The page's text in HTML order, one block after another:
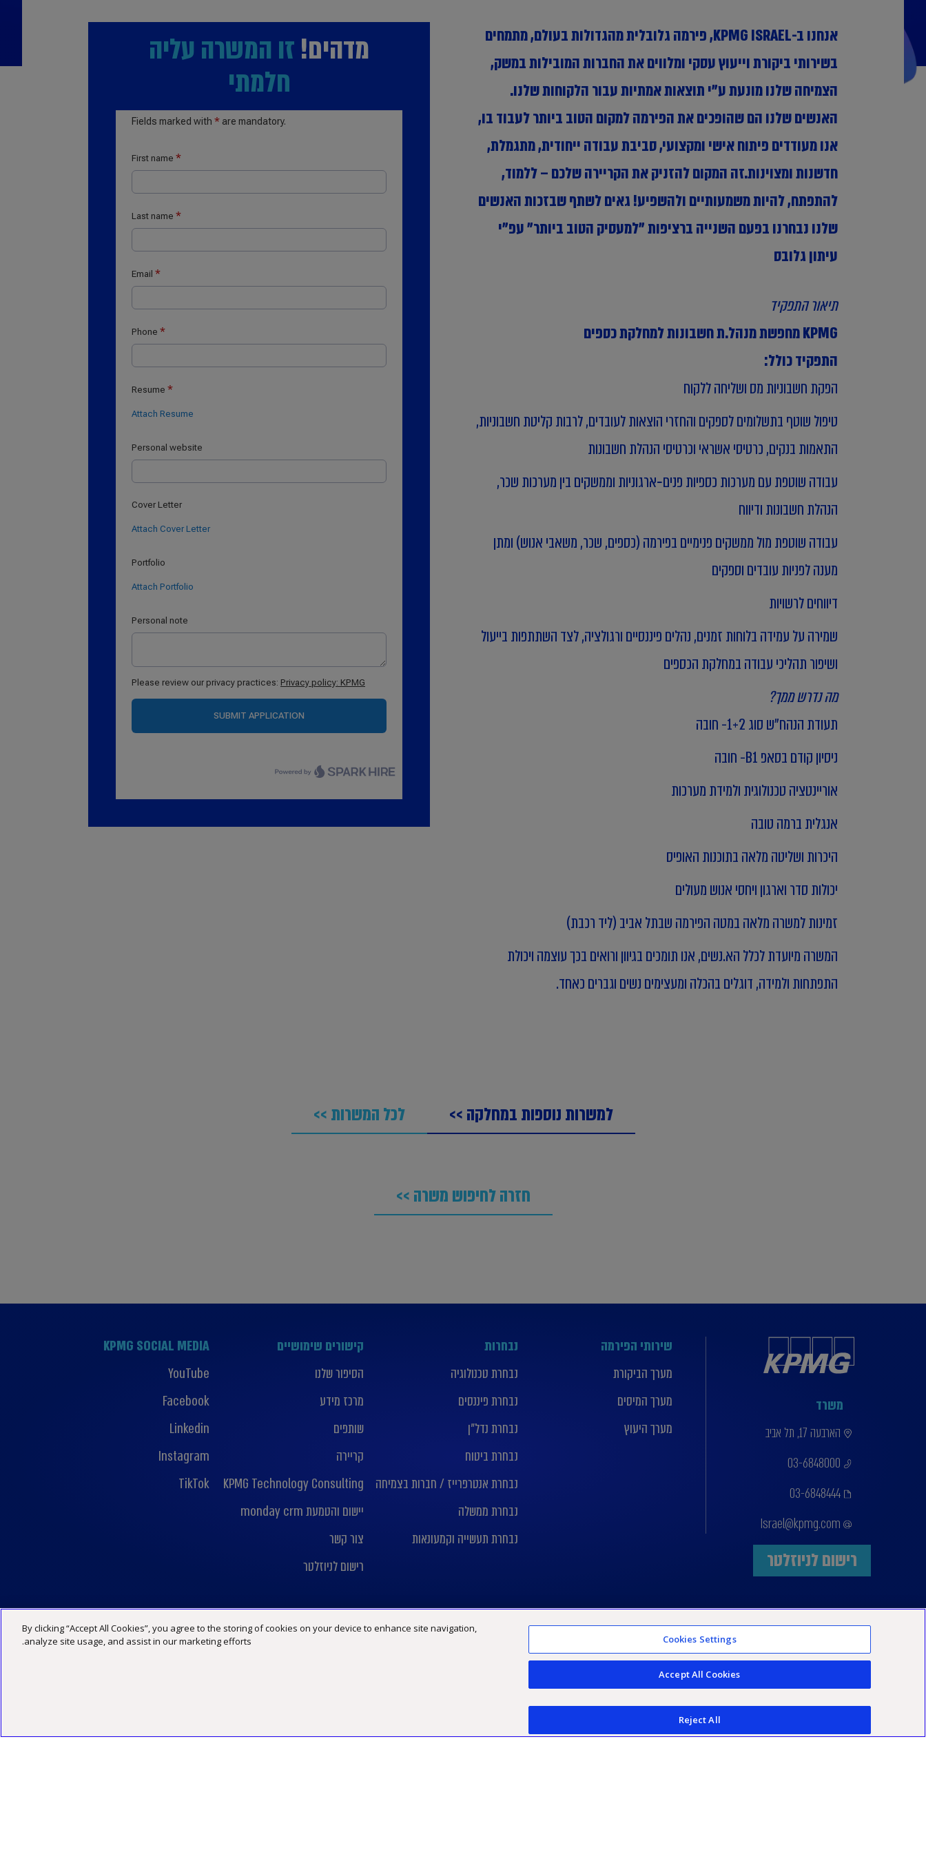
אנחנו ב-KPMG ISRAEL, פירמה גלובלית מהגדולות בעולם, מתמחים
בשירותי ביקורת וייעוץ עסקי ומלווים את החברות המובילות במשק,
הצמיחה שלנו מונעת ע"י תוצאות אמתיות עבור הלקוחות שלנו.
האנשים שלנו הם שהופכים את הפירמה למקום הטוב ביותר לעבוד בו,
אנו מעודדים פיתוח אישי ומקצועי, סביבת עבודה ייחודית, מתגמלת,
חדשנות ומצוינות.זה המקום להזניק את הקריירה שלכם – ללמוד,
להתפתח, להיות משמעותיים ולהשפיע! גאים לשתף שבזכות האנשים
שלנו נבחרנו בפעם השנייה ברציפות "למעסיק הטוב ביותר" עפ"י
עיתון גלובס
תיאור התפקיד
KPMG מחפשת מנהל.ת חשבונות למחלקת כספים
התפקיד כולל:
הפקת חשבוניות מס ושליחה ללקוח
טיפול שוטף בתשלומים לספקים והחזרי הוצאות לעובדים, לרבות קליטת חשבוניות,
התאמות בנקים, כרטיסי אשראי וכרטיסי הנהלת חשבונות
עבודה שוטפת עם מערכות כספיות פנים‑ארגוניות וממשקים בין מערכות שכר,
הנהלת חשבונות ודיווח
עבודה שוטפת מול ממשקים פנימיים בפירמה (כספים, שכר, משאבי אנוש) ומתן
מענה לפניות עובדים וספקים
דיווחים לרשויות
שמירה על עמידה בלוחות זמנים, נהלים פיננסיים ורגולציה, לצד השתתפות בייעול
ושיפור תהליכי עבודה במחלקת הכספים
מה נדרש ממך?
תעודת הנהח"ש סוג 1+2- חובה
ניסיון קודם בסאפ B1- חובה
אוריינטציה טכנולוגית ולמידת מערכות
אנגלית ברמה טובה
היכרות ושליטה מלאה בתוכנות האופיס
יכולות סדר וארגון ויחסי אנוש מעולים
זמינות למשרה מלאה במטה הפירמה שבתל אביב (ליד רכבת)
המשרה מיועדת לכלל הא.נשים, אנו תומכים בגיוון ורואים בכך עוצמה ויכולת
התפתחות ולמידה, דוגלים בהכלה ומעצימים נשים וגברים כאחד.
מדהים!זו המשרה עליה
חלמתי
למשרות נוספות במחלקה >> לכל המשרות >>
חזרה לחיפוש משרה >>
משרד
הארבעה 17, תל אביב
03-6848000
03-6848444
Israel@kpmg.com
רישום לניוזלטר
שירותי הפירמה
מערך הביקורת
מערך המיסים
מערך היעוץ
נבחרות
נבחרת טכנולוגיה
נבחרת פיננסים
נבחרת נדל”ן
נבחרת ביטוח
נבחרת אנטרפרייז / חברות בצמיחה
נבחרת ממשלה
נבחרת תעשייה וקמעונאות
קישורים שימושיים
הסיפור שלנו
מרכז מידע
שותפים
קריירה
KPMG Technology Consulting
יישום והטמעת monday crm
צור קשר
רישום לניוזלטר
KPMG SOCIAL MEDIA
YouTube
Facebook
Linkedin
Instagram
TikTok
מדיניות פרטיות הצהרת נגישות תנאי האתר
By clicking “Accept All Cookies”, you agree to the storing of cookies on your device to enhance site navigation,
analyze site usage, and assist in our marketing efforts.
Cookies Settings
Reject All
Accept All Cookies